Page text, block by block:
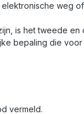
weg
is het tweede
bepaling die voor
vermeld.